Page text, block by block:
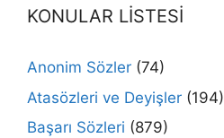
KONULAR LİSTESİ
Anonim Sözler (74)
Atasözleri ve Deyişler (194)
Başarı Sözleri (879)